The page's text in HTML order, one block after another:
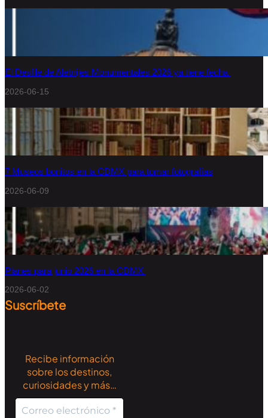
El Desfile de Alebrijes Monumentales 2026 ya tiene fecha
2026-06-15
7 Museos bonitos en la CDMX para tomar fotografías
2026-06-09
Planes para junio 2026 en la CDMX
2026-06-02
Suscríbete
Recibe información
sobre los destinos,
curiosidades y más…